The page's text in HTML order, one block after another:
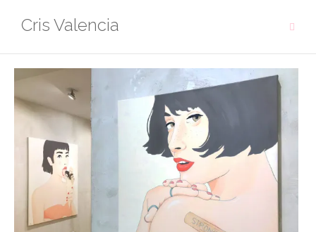
Cris Valencia